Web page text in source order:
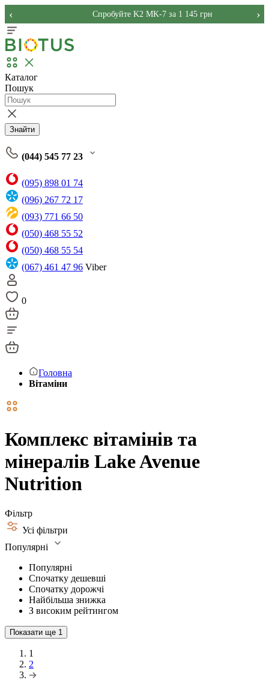
Спробуйте K2 MK-7 за 1 145 грн
‹ ›
Каталог
Пошук
Знайти
(044) 545 77 23
(095) 898 01 74
(096) 267 72 17
(093) 771 66 50
(050) 468 55 52
(050) 468 55 54
(067) 461 47 96 Viber
0
Головна
Вітаміни
Комплекс вітамінів та
мінералів Lake Avenue
Nutrition
Фільтр
Усі фільтри
Популярні
Популярні
Спочатку дешевші
Спочатку дорожчі
Найбільша знижка
З високим рейтингом
Показати ще 1
1
2